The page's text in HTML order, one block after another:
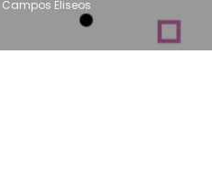
Campos Eliseos